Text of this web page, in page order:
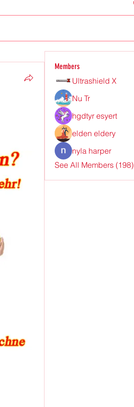
Members
Ultrashield X
Nu Tr
hgdtyr esyert
elden eldery
nyla harper
See All Members (198)